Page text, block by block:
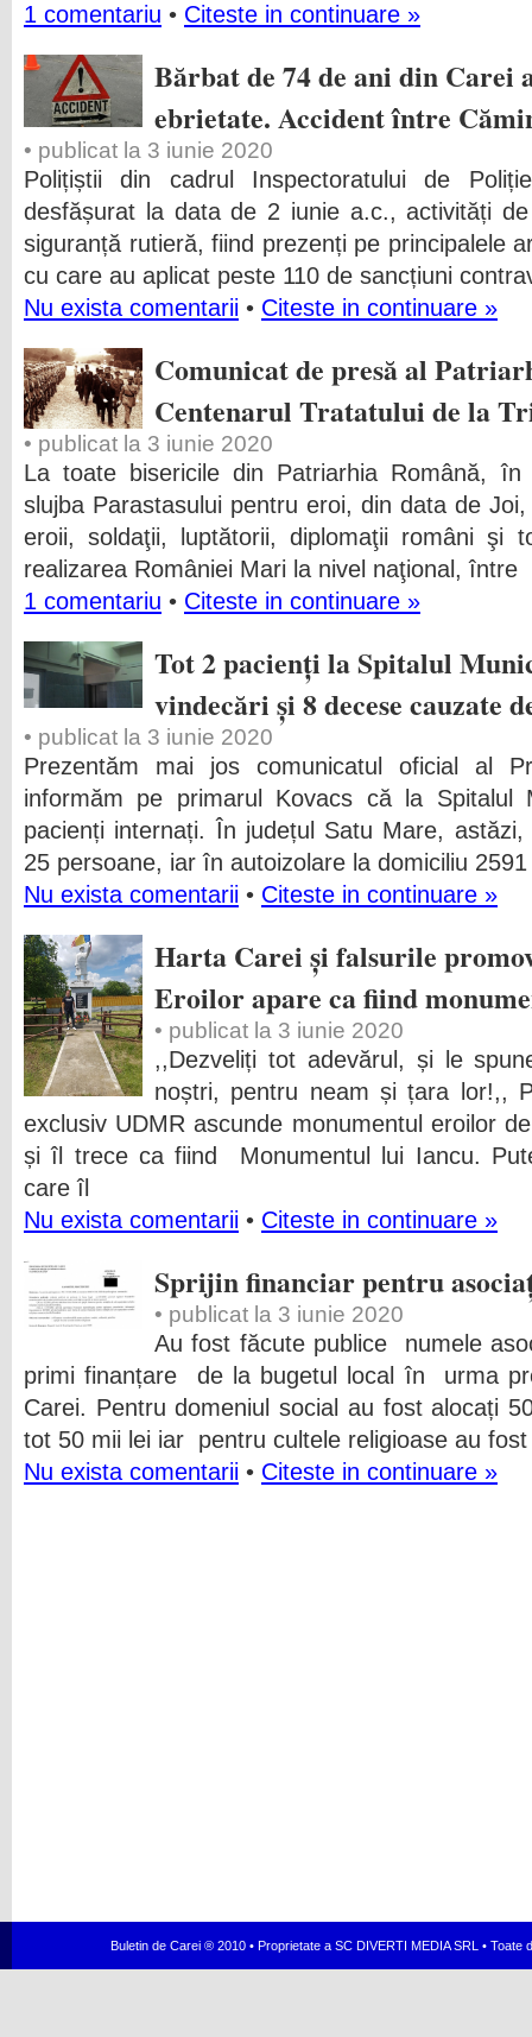
1 comentariu • Citeste in continuare »
Bărbat de 74 de ani din Carei
ebrietate. Accident între
• publicat la 3 iunie 2020
Polițiștii din cadrul Inspectoratului de
desfășurat la data de 2 iunie a.c., activități
siguranță rutieră, fiind prezenți pe principalele
cu care au aplicat peste 110 de sancțiuni
Nu exista comentarii • Citeste in continuare »
Comunicat de presă al
Centenarul Tratatului de la
• publicat la 3 iunie 2020
La toate bisericile din Patriarhia Română,
slujba Parastasului pentru eroi, din data de
eroii, soldaţii, luptătorii, diplomaţii români şi
realizarea României Mari la nivel naţional, între
1 comentariu • Citeste in continuare »
Tot 2 pacienți la Spitalul
vindecări și 8 decese cauzate
• publicat la 3 iunie 2020
Prezentăm mai jos comunicatul oficial al
informăm pe primarul Kovacs că la Spitalul
pacienți internați. În județul Satu Mare,
25 persoane, iar în autoizolare la domiciliu
Nu exista comentarii • Citeste in continuare »
Harta Carei și falsurile
Eroilor apare ca fiind
• publicat la 3 iunie 2020
,,Dezveliți tot adevărul, și le
noștri, pentru neam și țara lor!,,
exclusiv UDMR ascunde monumentul eroilor
și îl trece ca fiind Monumentul lui Iancu.
care îl
Nu exista comentarii • Citeste in continuare »
Sprijin financiar pentru
• publicat la 3 iunie 2020
Au fost făcute publice numele
primi finanțare de la bugetul local în urma
Carei. Pentru domeniul social au fost alocați
tot 50 mii lei iar pentru cultele religioase au
Nu exista comentarii • Citeste in continuare »
Buletin de Carei ® 2010 • Proprietate a SC DIVERTI MEDIA SRL •